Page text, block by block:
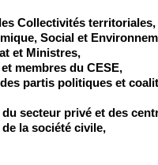
Collectivités territoriales,
Social et
et Ministres,
membres du CESE,
partis politiques et
secteur privé et des
la société civile,